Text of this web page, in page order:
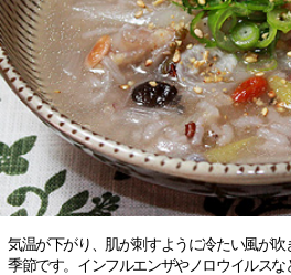
気温が下がり、肌が刺すように冷たい風が
季節です。インフルエンザやノロウイルス